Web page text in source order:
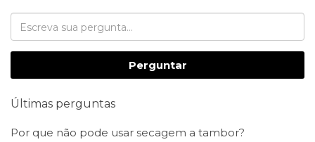
Perguntar
Últimas perguntas
Por que não pode usar secagem a tambor?